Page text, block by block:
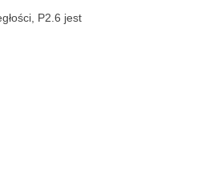
P2.6 jest